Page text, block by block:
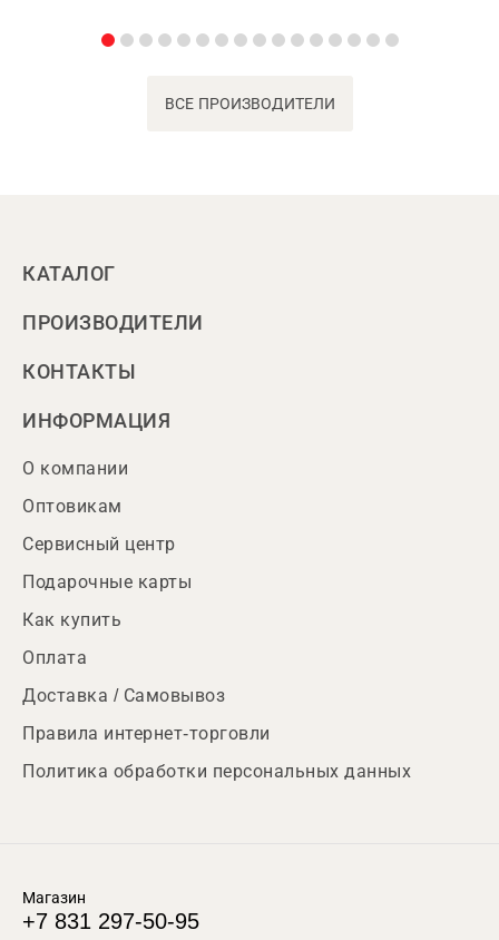
ВСЕ ПРОИЗВОДИТЕЛИ
КАТАЛОГ
ПРОИЗВОДИТЕЛИ
КОНТАКТЫ
ИНФОРМАЦИЯ
О компании
Оптовикам
Сервисный центр
Подарочные карты
Как купить
Оплата
Доставка / Самовывоз
Правила интернет-торговли
Политика обработки персональных данных
Магазин
+7 831 297-50-95